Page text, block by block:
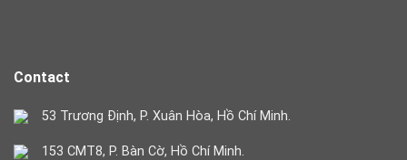
Contact
53 Trương Định, P. Xuân Hòa, Hồ Chí Minh.
153 CMT8, P. Bàn Cờ, Hồ Chí Minh.